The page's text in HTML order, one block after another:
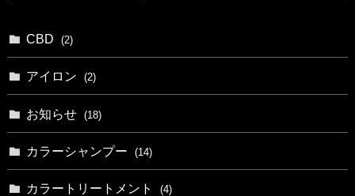
CBD (2)
アイロン (2)
お知らせ (18)
カラーシャンプー (14)
カラートリートメント (4)